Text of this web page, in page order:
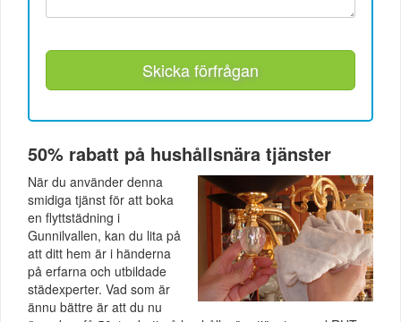
Skicka förfrågan
50% rabatt på hushållsnära tjänster
När du använder denna
smidiga tjänst för att boka
en flyttstädning i
Gunnilvallen, kan du lita på
att ditt hem är i händerna
på erfarna och utbildade
städexperter. Vad som är
ännu bättre är att du nu